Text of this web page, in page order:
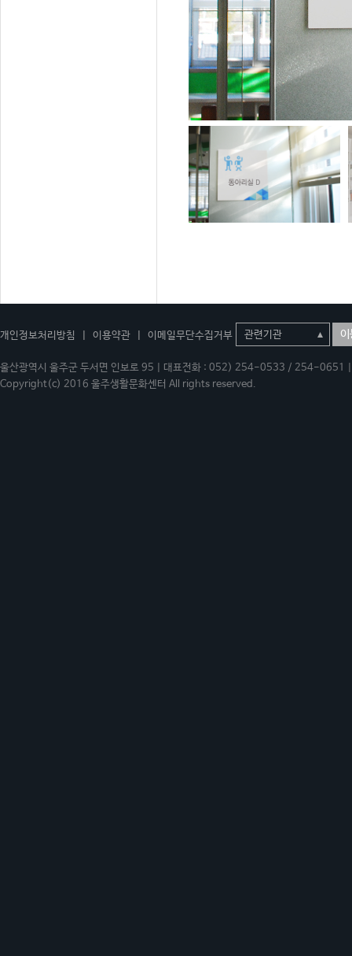
개인정보처리방침 이용약관 이메일무단수집거부 이
울산광역시 울주군 두서면 인보로 95 | 대표전화 : 052) 254-0533 / 254-
Copyright(c) 2016 울주생활문화센터 All rights reserved.